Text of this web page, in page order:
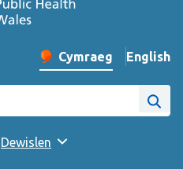
Newid iaith y wefan
Cymraeg English
–
Cymru
Dewislen